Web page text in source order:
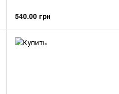
540.00 грн